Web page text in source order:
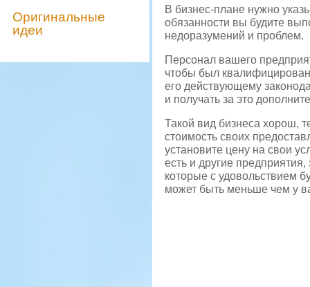
Оригинальные
идеи
В бизнес-плане нужно
обязанности вы будите
недоразумений и проблем.
Персонал вашего
чтобы был
его действующему
и получать за это
Такой вид бизнеса хорош,
стоимость своих
установите цену на свои
есть и другие
которые с удовольствием
может быть меньше чем у